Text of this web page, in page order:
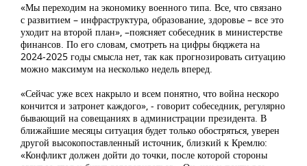
«Мы переходим на экономику военного типа. Все, что связано
с развитием – инфраструктура, образование, здоровье – все это
уходит на второй план», –поясняет собеседник в министерстве
финансов. По его словам, смотреть на цифры бюджета на
2024-2025 годы смысла нет, так как прогнозировать ситуацию
можно максимум на несколько недель вперед.
«Сейчас уже всех накрыло и всем понятно, что война нескоро
кончится и затронет каждого», - говорит собеседник, регулярно
бывающий на совещаниях в администрации президента. В
ближайшие месяцы ситуация будет только обостряться, уверен
другой высокопоставленный источник, близкий к Кремлю:
«Конфликт должен дойти до точки, после которой стороны